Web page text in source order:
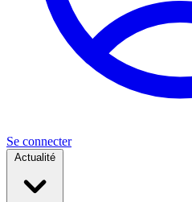
Se connecter
Actualité